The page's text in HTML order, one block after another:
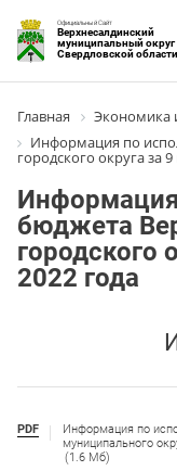
Официальный Сайт
Верхнесалдинский
муниципальный округ
Свердловской области
Главная Экономика
Информация по
городского округа за
бюджета
городского
2022 года
PDF
Информация по
муниципального
(1.6 Мб)